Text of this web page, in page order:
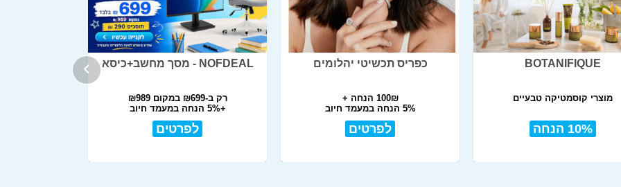
NOFDEAL - מסך מחשב+כיסא
רק ב-₪699 במקום ₪989
+5% הנחה במעמד חיוב
לפרטים
כפריס תכשיטי יהלומים
100₪ הנחה +
5% הנחה במעמד חיוב
לפרטים
BOTANIFIQUE
מוצרי קוסמטיקה טבעיים
10% הנחה